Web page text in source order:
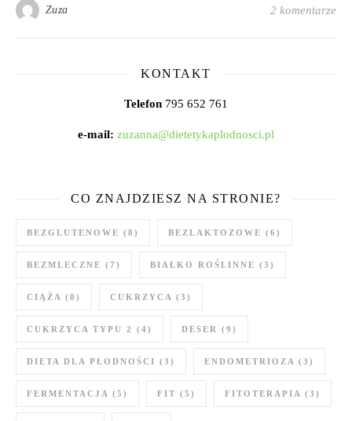
Zuza 2 komentarze
KONTAKT
Telefon 795 652 761
e-mail: zuzanna@dietetykaplodnosci.pl
CO ZNAJDZIESZ NA STRONIE?
BEZGLUTENOWE (8) BEZLAKTOZOWE (6)
BEZMLECZNE (7) BIAŁKO ROŚLINNE (3)
CIĄŻA (8) CUKRZYCA (3)
CUKRZYCA TYPU 2 (4) DESER (9)
DIETA DLA PŁODNOŚCI (3) ENDOMETRIOZA (3)
FERMENTACJA (5) FIT (5) FITOTERAPIA (3)